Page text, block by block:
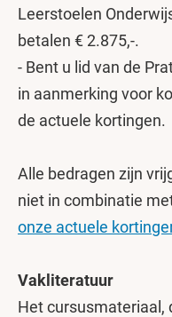
Leerstoelen
betalen € 2.875,-.
- Bent u lid van de
in aanmerking voor
de actuele kortingen.
Alle bedragen zijn
niet in combinatie
onze actuele
Vakliteratuur
Het cursusmateriaal,